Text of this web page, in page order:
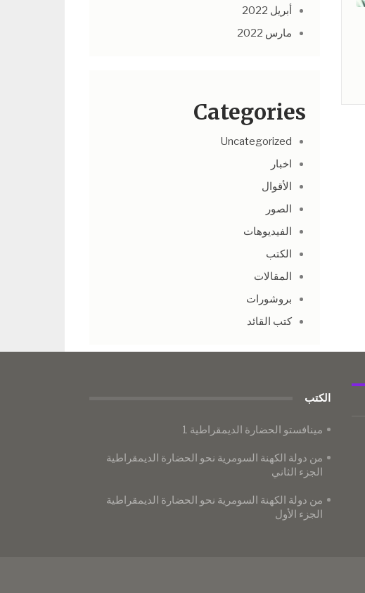
أبريل 2022
مارس 2022
Categories
Uncategorized
اخبار
الأقوال
الصور
الفيديوهات
الكتب
المقالات
بروشورات
كتب القائد
الكتب
مينافستو الحضارة الديمقراطية 1
من دولة الكهنة السومرية نحو الحضارة الديمقراطية
الجزء الثاني
من دولة الكهنة السومرية نحو الحضارة الديمقراطية
الجزء الأول